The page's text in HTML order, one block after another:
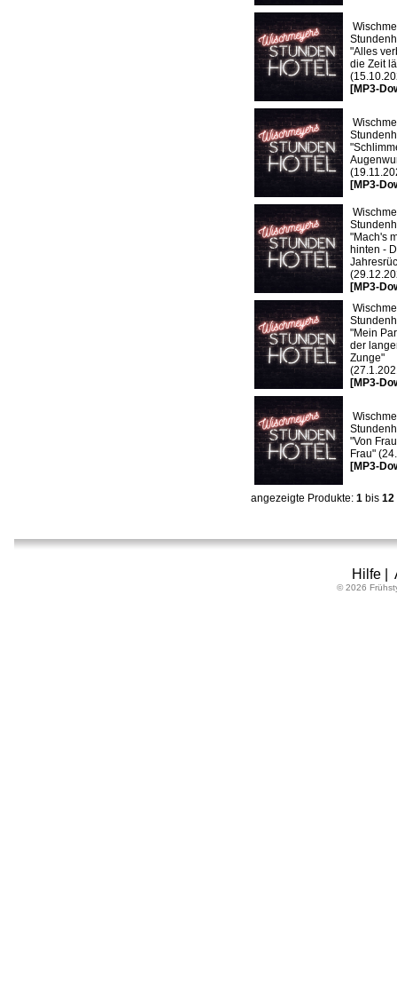
"Alles
die Zeit
[MP3-
[MP3-
"Mach's
hinten -
[MP3-
"Mein
der
Zunge"
[MP3-
"Von
Frau"
[MP3-
angezeigte Produkte: 1 bis 12
Hilfe|
© 2026